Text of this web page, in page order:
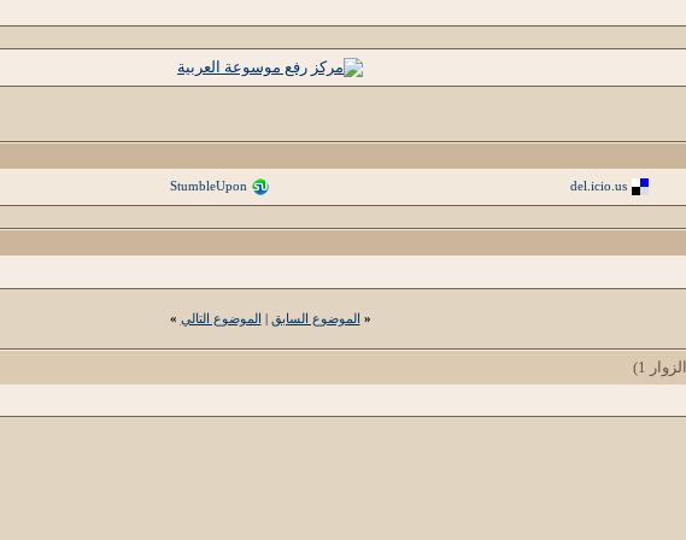
del.icio.us
StumbleUpon
« الموضوع السابق | الموضوع التالي »